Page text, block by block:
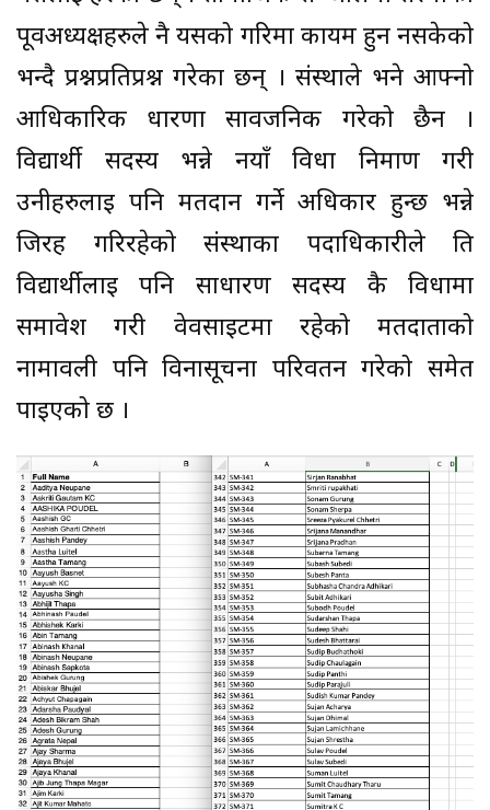
पूर्वअध्यक्षहरुले नै यसको गरिमा कायम हुन नसकेको
भन्दै प्रश्नप्रतिप्रश्न गरेका छन् । संस्थाले भने आफ्नो
आधिकारिक धारणा सार्वजनिक गरेको छैन ।
विद्यार्थी सदस्य भन्ने नयाँ विधा निर्माण गरी
उनीहरुलाई पनि मतदान गर्ने अधिकार हुन्छ भन्ने
जिरह गरिरहेको संस्थाका पदाधिकारीले ति
विद्यार्थीलाई पनि साधारण सदस्य कै विधामा
समावेश गरी वेवसाईटमा रहेको मतदाताको
नामावली पनि विनासूचना परिवर्तन गरेको समेत
पाइएको छ ।